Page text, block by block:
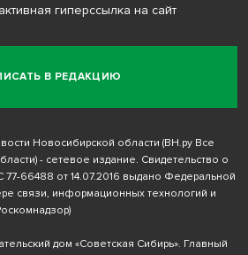
В РЕДАКЦИЮ
гиперссылка на сайт
Новосибирской области (ВН.ру Все
- сетевое издание. Свидетельство о
66488 от 14.07.2016 выдано Федеральной
связи, информационных технологий и
дом «Советская Сибирь». Главный